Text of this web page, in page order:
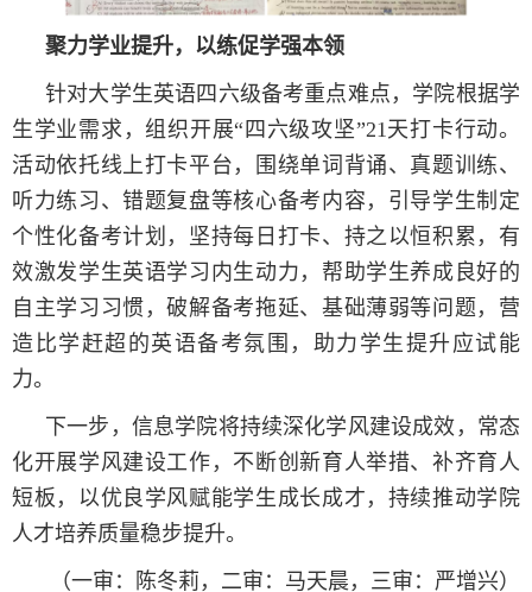
聚力学业提升，以练促学强本领
针对大学生英语四六级备考重点难点，学院根据学
生学业需求，组织开展“四六级攻坚”21天打卡行动。
活动依托线上打卡平台，围绕单词背诵、真题训练、
听力练习、错题复盘等核心备考内容，引导学生制定
个性化备考计划，坚持每日打卡、持之以恒积累，有
效激发学生英语学习内生动力，帮助学生养成良好的
自主学习习惯，破解备考拖延、基础薄弱等问题，营
造比学赶超的英语备考氛围，助力学生提升应试能
力。
下一步，信息学院将持续深化学风建设成效，常态
化开展学风建设工作，不断创新育人举措、补齐育人
短板，以优良学风赋能学生成长成才，持续推动学院
人才培养质量稳步提升。
（一审：陈冬莉，二审：马天晨，三审：严增兴）